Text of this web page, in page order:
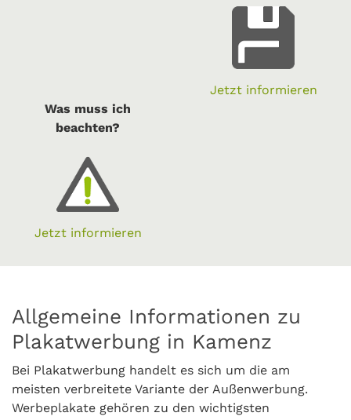
Jetzt informieren
Was muss ich
beachten?
Jetzt informieren
Allgemeine Informationen zu
Plakatwerbung in Kamenz
Bei Plakatwerbung handelt es sich um die am
meisten verbreitete Variante der Außenwerbung.
Werbeplakate gehören zu den wichtigsten